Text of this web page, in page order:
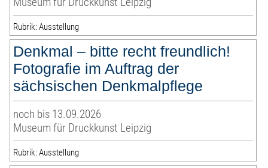
Rubrik: Ausstellung
Denkmal – bitte recht freundlich!
Fotografie im Auftrag der
sächsischen Denkmalpflege
noch bis 13.09.2026
Museum für Druckkunst Leipzig
Rubrik: Ausstellung